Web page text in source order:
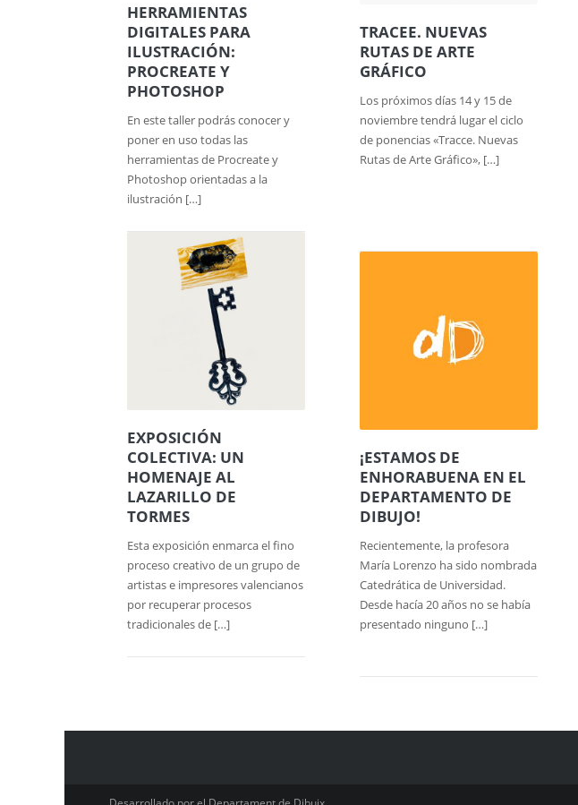
HERRAMIENTAS
DIGITALES PARA
ILUSTRACIÓN:
PROCREATE Y
PHOTOSHOP
En este taller podrás conocer y
poner en uso todas las
herramientas de Procreate y
Photoshop orientadas a la
ilustración […]
TRACEE. NUEVAS
RUTAS DE ARTE
GRÁFICO
Los próximos días 14 y 15 de
noviembre tendrá lugar el ciclo
de ponencias «Tracce. Nuevas
Rutas de Arte Gráfico», […]
EXPOSICIÓN
COLECTIVA: UN
HOMENAJE AL
LAZARILLO DE
TORMES
Esta exposición enmarca el fino
proceso creativo de un grupo de
artistas e impresores valencianos
por recuperar procesos
tradicionales de […]
¡ESTAMOS DE
ENHORABUENA EN EL
DEPARTAMENTO DE
DIBUJO!
Recientemente, la profesora
María Lorenzo ha sido nombrada
Catedrática de Universidad.
Desde hacía 20 años no se había
presentado ninguno […]